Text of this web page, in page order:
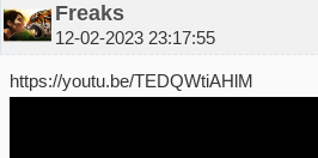
Freaks
12-02-2023 23:17:55
https://youtu.be/TEDQWtiAHlM